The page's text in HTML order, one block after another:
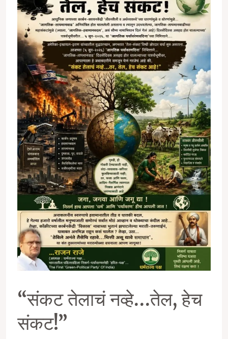
तरुणाईला
‘अराजकवादी’
ठरवणारे,
देवेंद्र
फडणवीस
कोण…???
“संकट तेलाचं नव्हे…तेल, हेच
संकट!”